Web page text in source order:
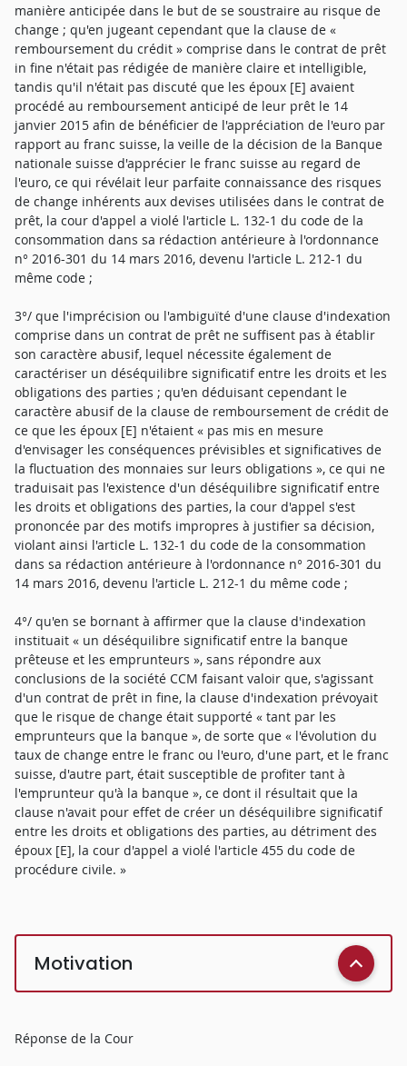
manière anticipée dans le but de se soustraire au risque de
change ; qu'en jugeant cependant que la clause de «
remboursement du crédit » comprise dans le contrat de prêt
in fine n'était pas rédigée de manière claire et intelligible,
tandis qu'il n'était pas discuté que les époux [E] avaient
procédé au remboursement anticipé de leur prêt le 14
janvier 2015 afin de bénéficier de l'appréciation de l'euro par
rapport au franc suisse, la veille de la décision de la Banque
nationale suisse d'apprécier le franc suisse au regard de
l'euro, ce qui révélait leur parfaite connaissance des risques
de change inhérents aux devises utilisées dans le contrat de
prêt, la cour d'appel a violé l'article L. 132-1 du code de la
consommation dans sa rédaction antérieure à l'ordonnance
n° 2016-301 du 14 mars 2016, devenu l'article L. 212-1 du
même code ;
3°/ que l'imprécision ou l'ambiguïté d'une clause d'indexation
comprise dans un contrat de prêt ne suffisent pas à établir
son caractère abusif, lequel nécessite également de
caractériser un déséquilibre significatif entre les droits et les
obligations des parties ; qu'en déduisant cependant le
caractère abusif de la clause de remboursement de crédit de
ce que les époux [E] n'étaient « pas mis en mesure
d'envisager les conséquences prévisibles et significatives de
la fluctuation des monnaies sur leurs obligations », ce qui ne
traduisait pas l'existence d'un déséquilibre significatif entre
les droits et obligations des parties, la cour d'appel s'est
prononcée par des motifs impropres à justifier sa décision,
violant ainsi l'article L. 132-1 du code de la consommation
dans sa rédaction antérieure à l'ordonnance n° 2016-301 du
14 mars 2016, devenu l'article L. 212-1 du même code ;
4°/ qu'en se bornant à affirmer que la clause d'indexation
instituait « un déséquilibre significatif entre la banque
prêteuse et les emprunteurs », sans répondre aux
conclusions de la société CCM faisant valoir que, s'agissant
d'un contrat de prêt in fine, la clause d'indexation prévoyait
que le risque de change était supporté « tant par les
emprunteurs que la banque », de sorte que « l'évolution du
taux de change entre le franc ou l'euro, d'une part, et le franc
suisse, d'autre part, était susceptible de profiter tant à
l'emprunteur qu'à la banque », ce dont il résultait que la
clause n'avait pour effet de créer un déséquilibre significatif
entre les droits et obligations des parties, au détriment des
époux [E], la cour d'appel a violé l'article 455 du code de
procédure civile. »
Motivation
Réponse de la Cour